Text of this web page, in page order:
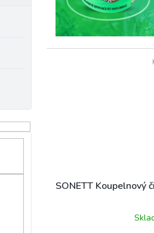
SONETT Koupelnový